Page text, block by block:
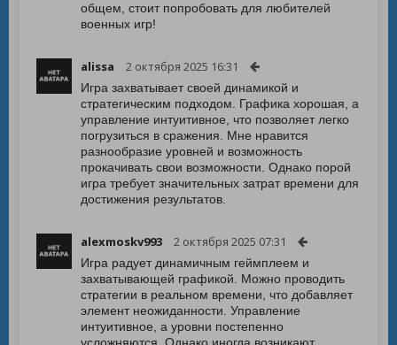
общем, стоит попробовать для любителей
военных игр!
alissa 2 октября 2025 16:31
Игра захватывает своей динамикой и
стратегическим подходом. Графика хорошая, а
управление интуитивное, что позволяет легко
погрузиться в сражения. Мне нравится
разнообразие уровней и возможность
прокачивать свои возможности. Однако порой
игра требует значительных затрат времени для
достижения результатов.
alexmoskv993 2 октября 2025 07:31
Игра радует динамичным геймплеем и
захватывающей графикой. Можно проводить
стратегии в реальном времени, что добавляет
элемент неожиданности. Управление
интуитивное, а уровни постепенно